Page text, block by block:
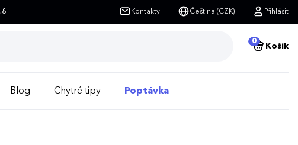
Kontakty Čeština (CZK) Přihlásit
0
Košík
Blog Chytré tipy Poptávka